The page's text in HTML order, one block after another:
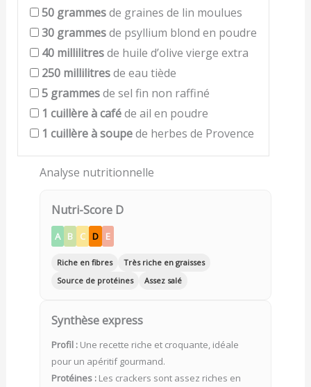
50 grammesde graines de lin moulues
30 grammesde psyllium blond en poudre
40 millilitresde huile d’olive vierge extra
250 millilitresde eau tiède
5 grammesde sel fin non raffiné
1 cuillère à caféde ail en poudre
1 cuillère à soupede herbes de Provence
Analyse nutritionnelle
Nutri-Score D
A B C D E
Riche en fibres
Très riche en graisses
Source de protéines
Assez salé
Synthèse express
Profil :Une recette riche et croquante, idéale
pour un apéritif gourmand.
Protéines :Les crackers sont assez riches en